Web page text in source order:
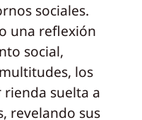
sociales.
una reflexión
social,
los
suelta a
revelando sus